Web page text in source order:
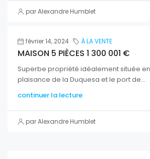
par Alexandre Humblet
février 14, 2024 À LA VENTE
MAISON 5 PIÈCES 1 300 001 €
Superbe propriété idéalement située
plaisance de la Duquesa et le port de...
continuer la lecture
par Alexandre Humblet